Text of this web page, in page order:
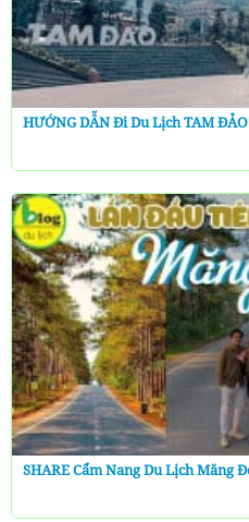
HƯỚNG DẪN Đi Du Lịch TAM
SHARE Cẩm Nang Du Lịch Măng